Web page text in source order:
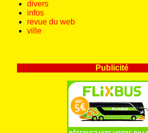
divers
infos
revue du web
ville